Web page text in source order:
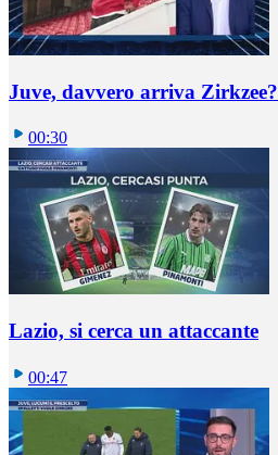
Juve, davvero arriva Zirkzee?
00:30
Lazio, si cerca un attaccante
00:47